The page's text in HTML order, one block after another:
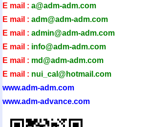
E mail : a@adm-adm.com
E mail : adm@adm-adm.com
E mail : admin@adm-ad m.com
E mail : info@adm-adm.com
E mail : md@adm-adm.com
E mail : nui_cal@hotmail.com
www.adm-adm.com
www.adm-advance.com